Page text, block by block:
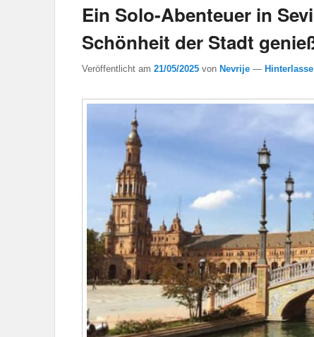
Ein Solo-Abenteuer in
Schönheit der Stadt
Veröffentlicht am 21/05/2025 von Nevrije —